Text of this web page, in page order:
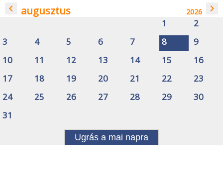
navigate_before augusztus 2026 navigate_next
1
2
3
4 5 6 7 8
9
10
11 12 13 14 15
16
17
18 19 20 21 22
23
24
25 26 27 28 29
30
31
Ugrás a mai napra